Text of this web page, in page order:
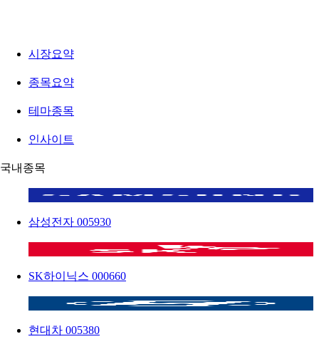
시장요약
종목요약
테마종목
인사이트
국내종목
삼성전자 005930
SK하이닉스 000660
현대차 005380